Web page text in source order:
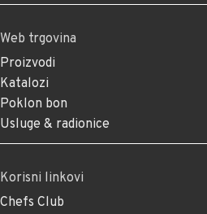
Web trgovina
Proizvodi
Katalozi
Poklon bon
Usluge & radionice
Korisni linkovi
Chefs Club